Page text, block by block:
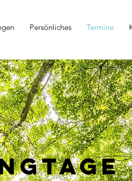
Persönliches Termine